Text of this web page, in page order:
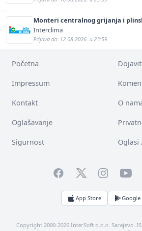
Monteri centralnog grijanja i
Interclima
Prijava do: 12.08.2026. u 23:59
Početna
Impressum
Kontakt O
Oglašavanje
Sigurnost Oglasi
FacebookTwitterInstagram
App Store Google
Copyright 2000-2026 InterSoft d.o.o. Sarajevo.